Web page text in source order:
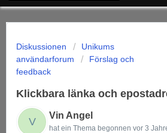
Diskussionen
Unikums
användarforum
Förslag och
feedback
Klickbara länka och
V
Vin Angel
hat ein Thema begonnen vor 3